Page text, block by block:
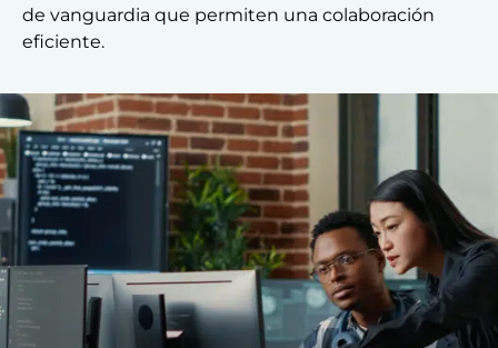
de vanguardia que permiten una colaboración
eficiente.